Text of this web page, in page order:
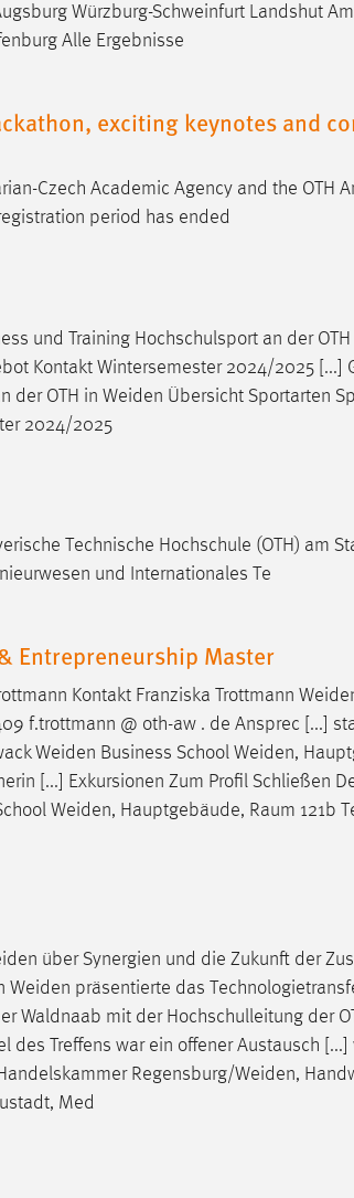
Würzburg-Schweinfurt Landshut
Alle Ergebnisse
exciting keynotes and
Czech Academic Agency and the OTH
period has ended
und Training Hochschulsport an der OTH
Kontakt Wintersemester 2024/2025 [...]
der OTH in Weiden Übersicht Sportarten
2024/2025
Technische Hochschule (OTH) am
und Internationales Te
Entrepreneurship Master
Kontakt Franziska Trottmann
f.trottmann @ oth-aw . de Ansprec [...]
Weiden Business School Weiden,
[...] Exkursionen Zum Profil Schließen
Weiden, Hauptgebäude, Raum 121b
über Synergien und die Zukunft der
Weiden präsentierte das
Waldnaab mit der Hochschulleitung der
des Treffens war ein offener Austausch
Regensburg/Weiden,
Med